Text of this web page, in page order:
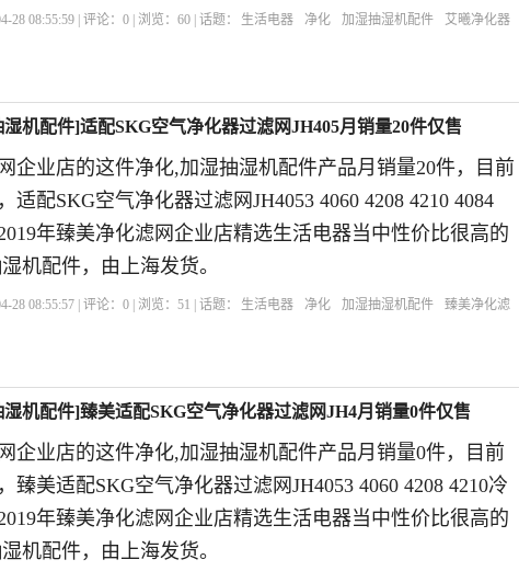
28 08:55:59 | 评论：0 | 浏览：60 | 话题： 生活电器 净化 加湿抽湿机配件
艾曦净化器
机配件]适配SKG空气净化器过滤网JH405月销量20件仅售
企业店的这件净化,加湿抽湿机配件产品月销量20件，目前
适配SKG空气净化器过滤网JH4053 4060 4208 4210 4084
年臻美净化滤网企业店精选生活电器当中性价比很高的
机配件，由上海发货。
28 08:55:57 | 评论：0 | 浏览：51 | 话题： 生活电器 净化 加湿抽湿机配件
臻美净化滤
机配件]臻美适配SKG空气净化器过滤网JH4月销量0件仅售
企业店的这件净化,加湿抽湿机配件产品月销量0件，目前
臻美适配SKG空气净化器过滤网JH4053 4060 4208 4210冷
年臻美净化滤网企业店精选生活电器当中性价比很高的
机配件，由上海发货。